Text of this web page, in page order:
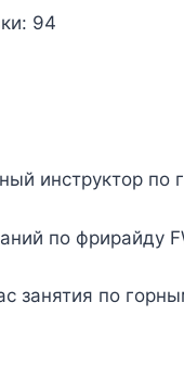
94
инструктор
по фрирайду
занятия по